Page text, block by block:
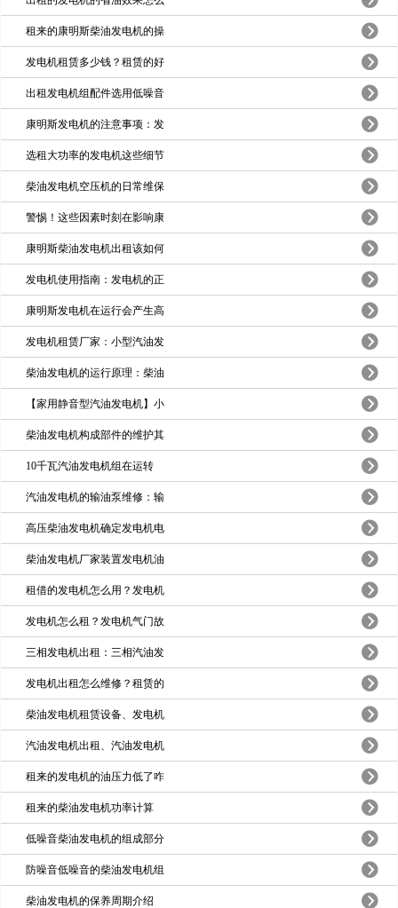
租来的康明斯柴油发电机的操
发电机租赁多少钱？租赁的好
出租发电机组配件选用低噪音
康明斯发电机的注意事项：发
选租大功率的发电机这些细节
柴油发电机空压机的日常维保
警惕！这些因素时刻在影响康
康明斯柴油发电机出租该如何
发电机使用指南：发电机的正
康明斯发电机在运行会产生高
发电机租赁厂家：小型汽油发
柴油发电机的运行原理：柴油
【家用静音型汽油发电机】小
柴油发电机构成部件的维护其
10千瓦汽油发电机组在运转
汽油发电机的输油泵维修：输
高压柴油发电机确定发电机电
柴油发电机厂家装置发电机油
租借的发电机怎么用？发电机
发电机怎么租？发电机气门故
三相发电机出租：三相汽油发
发电机出租怎么维修？租赁的
柴油发电机租赁设备、发电机
汽油发电机出租、汽油发电机
租来的发电机的油压力低了咋
租来的柴油发电机功率计算
低噪音柴油发电机的组成部分
防噪音低噪音的柴油发电机组
柴油发电机的保养周期介绍